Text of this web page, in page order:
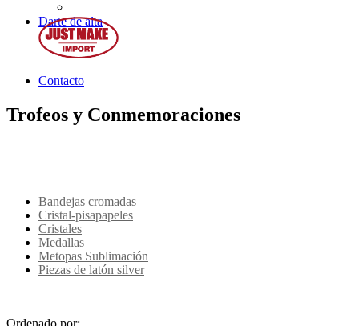
Darte de alta
Contacto
Trofeos y Conmemoraciones
Bandejas cromadas
Cristal-pisapapeles
Cristales
Medallas
Metopas Sublimación
Piezas de latón silver
Ordenado por: